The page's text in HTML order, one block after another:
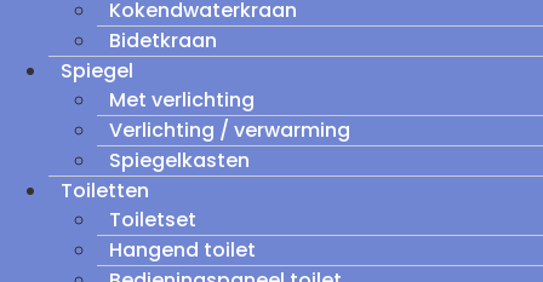
Kokendwaterkraan
Bidetkraan
Spiegel
Met verlichting
Verlichting / verwarming
Spiegelkasten
Toiletten
Toiletset
Hangend toilet